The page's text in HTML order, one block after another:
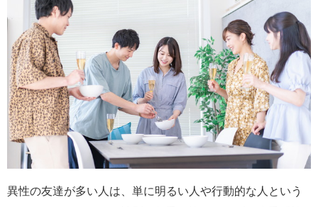
異性の友達が多い人は、単に明るい人や行動的な人という